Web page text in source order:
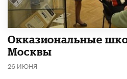
​Окказиональные
Москвы
26 ИЮНЯ